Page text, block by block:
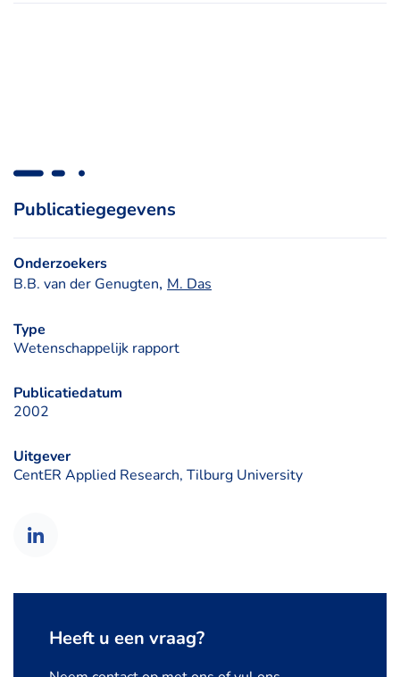
Publicatiegegevens
Onderzoekers
B.B. van der Genugten, M. Das
Type
Wetenschappelijk rapport
Publicatiedatum
2002
Uitgever
CentER Applied Research, Tilburg University
Heeft u een vraag?